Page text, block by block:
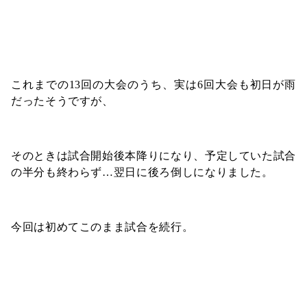
これまでの13回の大会のうち、実は6回大会も初日が雨
だったそうですが、
そのときは試合開始後本降りになり、予定していた試合
の半分も終わらず…翌日に後ろ倒しになりました。
今回は初めてこのまま試合を続行。